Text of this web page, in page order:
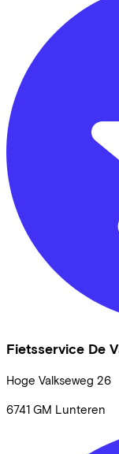
Fietsservice De
Hoge Valkseweg 26
6741 GM Lunteren